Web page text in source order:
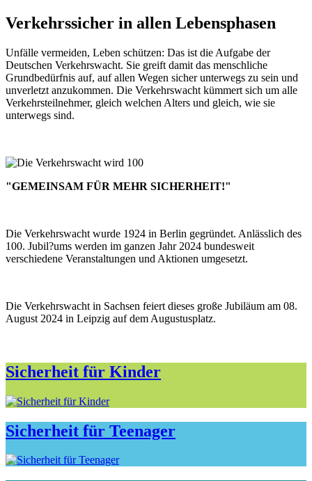
Verkehrssicher in allen Lebensphasen
Unfälle vermeiden, Leben schützen: Das ist die Aufgabe der
Deutschen Verkehrswacht. Sie greift damit das menschliche
Grundbedürfnis auf, auf allen Wegen sicher unterwegs zu sein und
unverletzt anzukommen. Die Verkehrswacht kümmert sich um alle
Verkehrsteilnehmer, gleich welchen Alters und gleich, wie sie
unterwegs sind.
"GEMEINSAM FÜR MEHR SICHERHEIT!"
Die Verkehrswacht wurde 1924 in Berlin gegründet. Anlässlich des
100. Jubil?ums werden im ganzen Jahr 2024 bundesweit
verschiedene Veranstaltungen und Aktionen umgesetzt.
Die Verkehrswacht in Sachsen feiert dieses große Jubiläum am 08.
August 2024 in Leipzig auf dem Augustusplatz.
Sicherheit für Kinder
Sicherheit für Teenager